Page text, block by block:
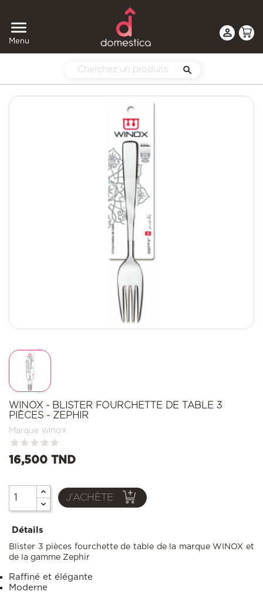

Menu


WINOX - BLISTER FOURCHETTE DE TABLE 3
PIÈCES - ZEPHIR
Marque winox
16,500 TND
J'ACHÈTE
Détails
Blister 3 pièces fourchette de table de la marque WINOX et
de la gamme Zephir
Raffiné et élégante
Moderne